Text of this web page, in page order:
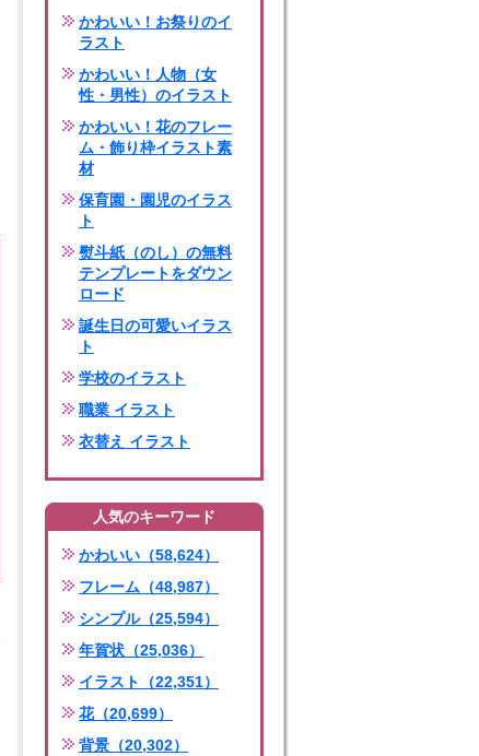
かわいい！お祭りのイ
ラスト
かわいい！人物（女
性・男性）のイラスト
かわいい！花のフレー
ム・飾り枠イラスト素
材
保育園・園児のイラス
ト
熨斗紙（のし）の無料
テンプレートをダウン
ロード
誕生日の可愛いイラス
ト
学校のイラスト
職業 イラスト
衣替え イラスト
人気のキーワード
かわいい（58,624）
フレーム（48,987）
シンプル（25,594）
年賀状（25,036）
イラスト（22,351）
花（20,699）
背景（20,302）